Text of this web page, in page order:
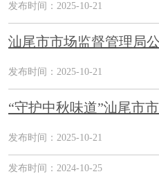
发布时间：2025-10-21
汕尾市市场监督管理局
发布时间：2025-10-21
“守护中秋味道”汕尾市
发布时间：2025-10-21
发布时间：2024-10-25